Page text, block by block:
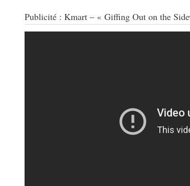
Publicité : Kmart – « Giffing Out on the